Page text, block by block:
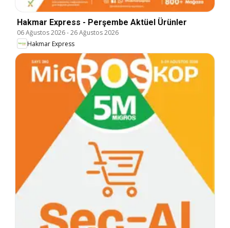
Hakmar Express - Perşembe Aktüel Ürünler
06 Ağustos 2026-26 Ağustos 2026
Hakmar Express